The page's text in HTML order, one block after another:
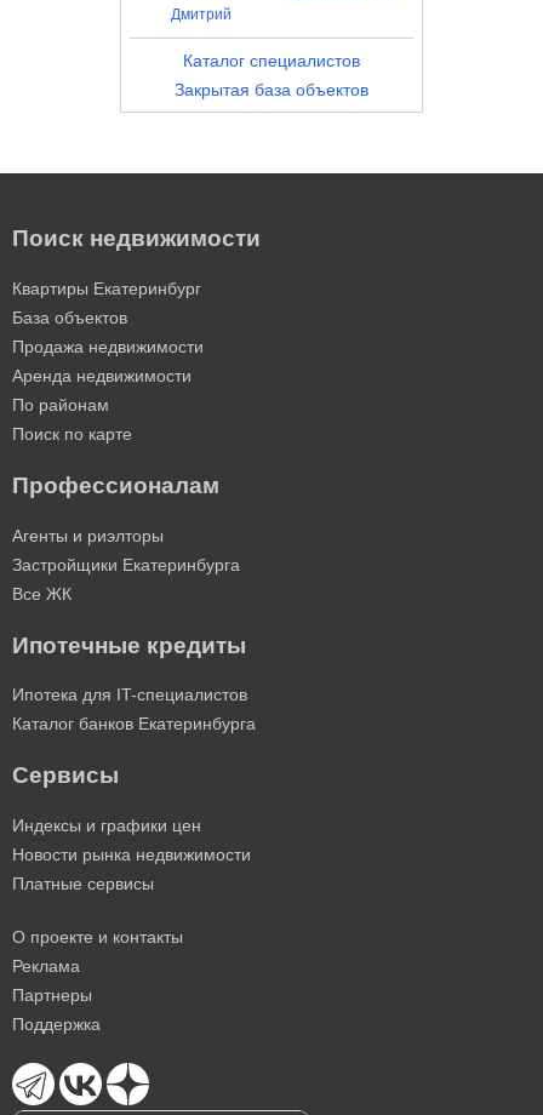
Дмитрий
Каталог специалистов
Закрытая база объектов
Поиск недвижимости
Квартиры Екатеринбург
База объектов
Продажа недвижимости
Аренда недвижимости
По районам
Поиск по карте
Профессионалам
Агенты и риэлторы
Застройщики Екатеринбурга
Все ЖК
Ипотечные кредиты
Ипотека для IT-специалистов
Каталог банков Екатеринбурга
Сервисы
Индексы и графики цен
Новости рынка недвижимости
Платные сервисы
О проекте и контакты
Реклама
Партнеры
Поддержка